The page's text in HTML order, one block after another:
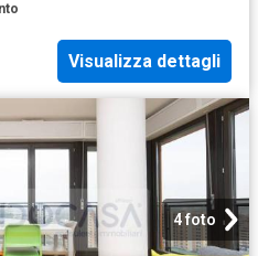
Visualizza dettagli
4 foto